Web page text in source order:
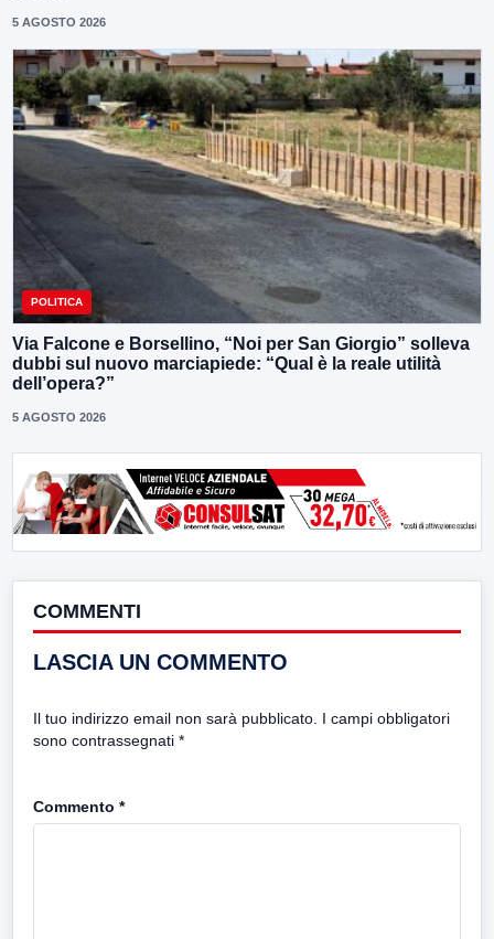
5 AGOSTO 2026
POLITICA
Via Falcone e Borsellino, “Noi per San Giorgio” solleva
dubbi sul nuovo marciapiede: “Qual è la reale utilità
dell’opera?”
5 AGOSTO 2026
COMMENTI
LASCIA UN COMMENTO
Il tuo indirizzo email non sarà pubblicato. I campi obbligatori
sono contrassegnati *
Commento *